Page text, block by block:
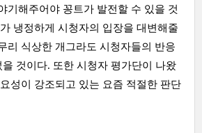
기해주어야 꽁트가 발전할 수 있을 것
냉정하게 시청자의 입장을 대변해줄
리 식상한 개그라도 시청자들의 반응
것이다. 또한 시청자 평가단이 나왔
성이 강조되고 있는 요즘 적절한 판단